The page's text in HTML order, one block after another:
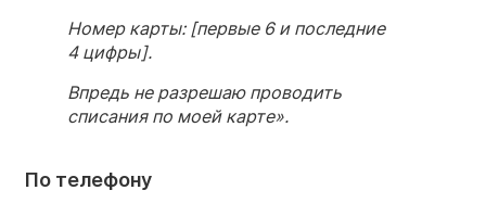
Номер карты: [первые 6 и последние
4 цифры].
Впредь не разрешаю проводить
списания по моей карте».
По телефону